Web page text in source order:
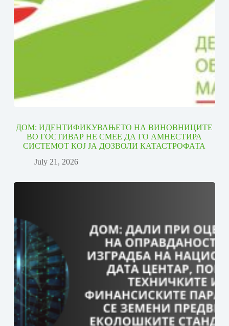
ДОМ: ИДЕНТИФИКУВАЊЕТО НА ВИНОВНИЦИТЕ
ВО ГОСТИВАР НЕ СМЕЕ ДА ГО АМНЕСТИРА
СИСТЕМОТ КОЈ ЈА ДОЗВОЛИ КАТАСТРОФАТА
July 21, 2026